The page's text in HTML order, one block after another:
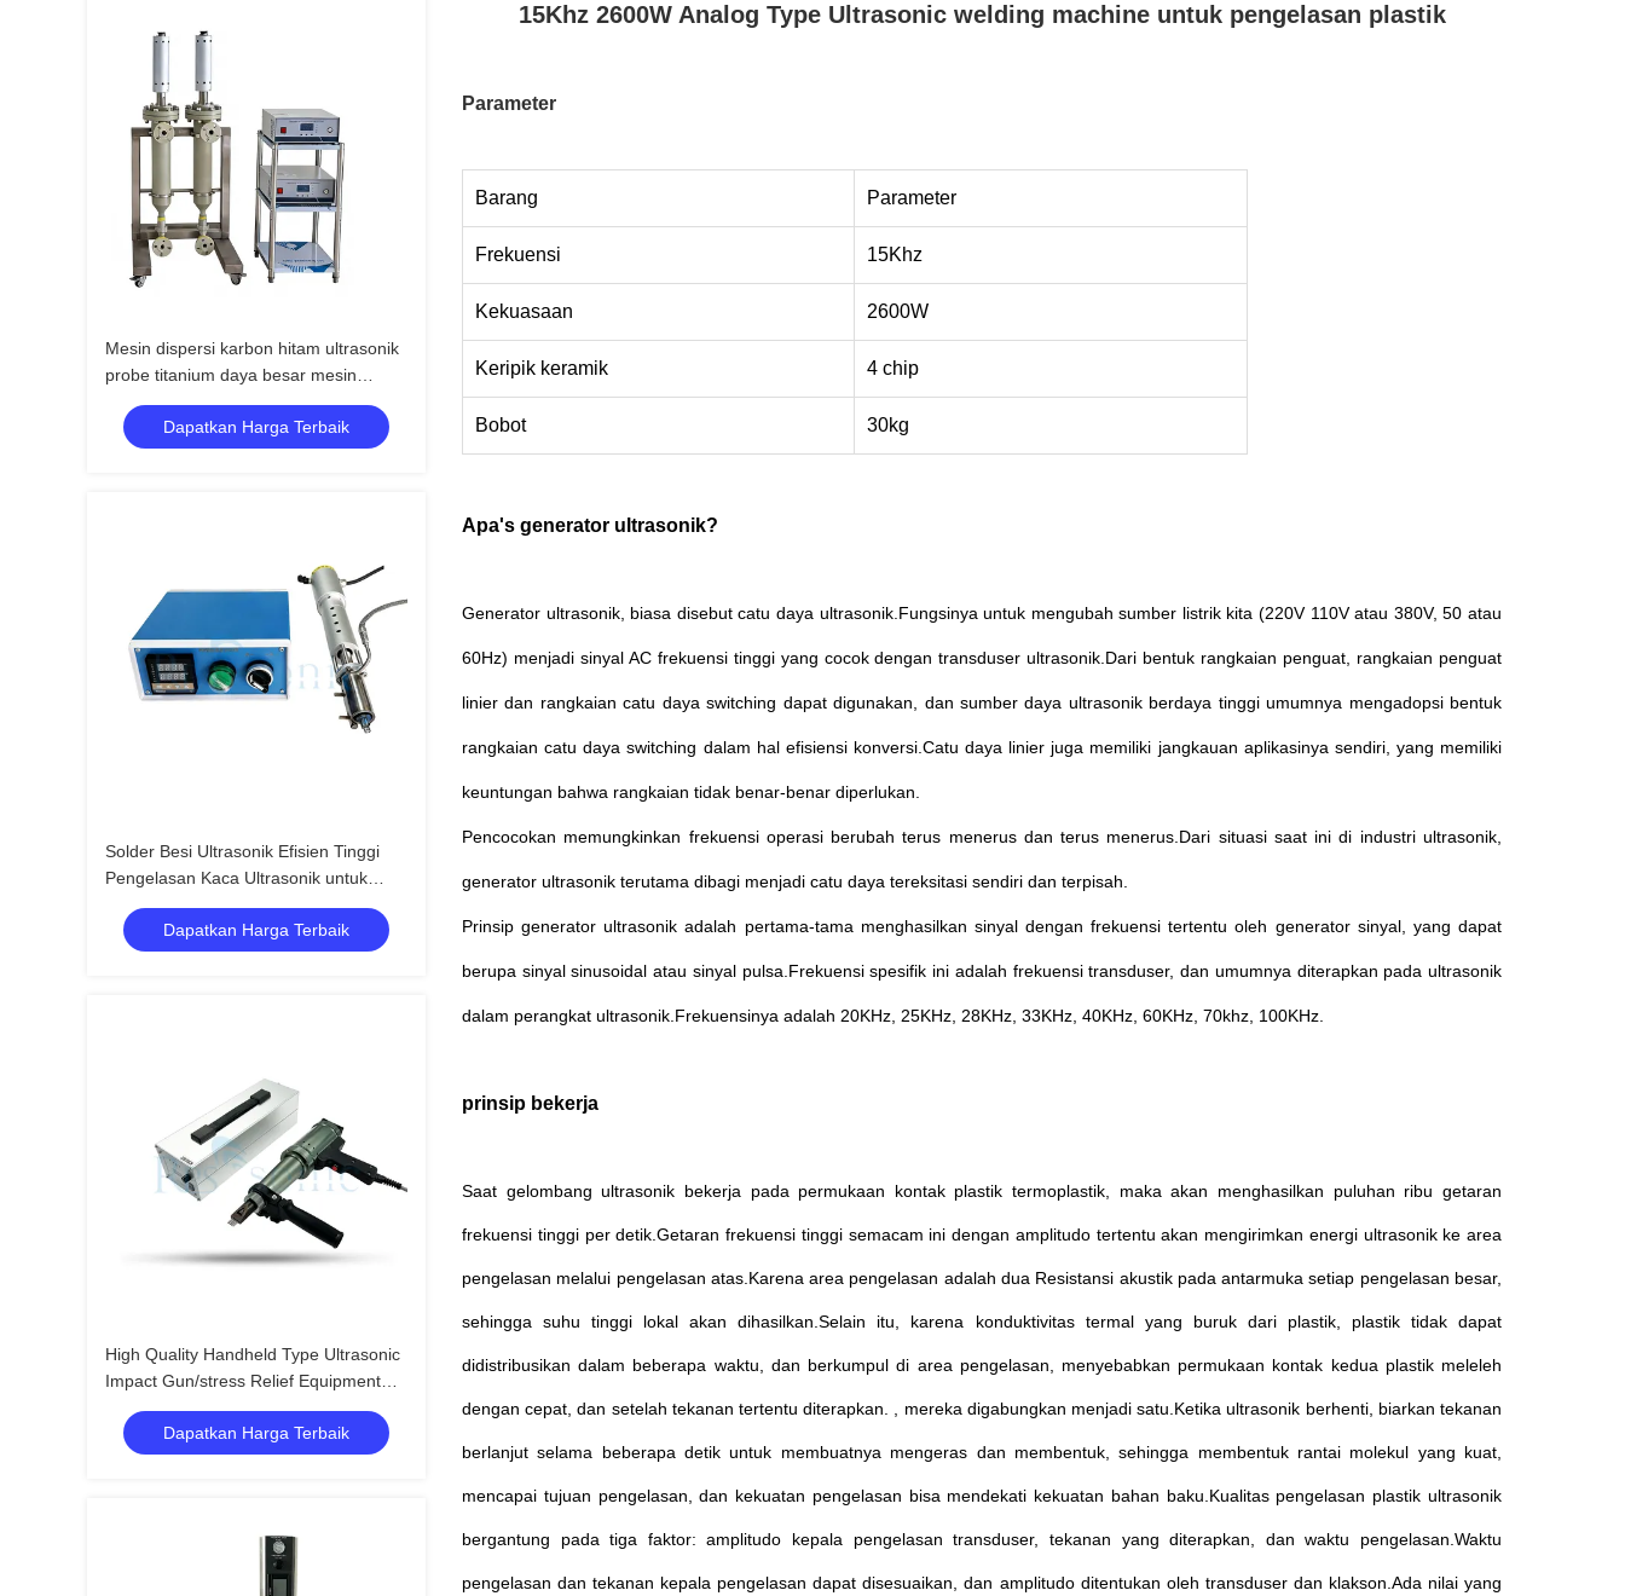
Mesin dispersi karbon hitam ultrasonik
probe titanium daya besar mesin
homogenizer ultrasonik
Dapatkan Harga Terbaik
Solder Besi Ultrasonik Efisien Tinggi
Pengelasan Kaca Ultrasonik untuk
Industri Konstruksi
Dapatkan Harga Terbaik
High Quality Handheld Type Ultrasonic
Impact Gun/stress Relief Equipment
Ultrasonic Impact Treatment
Dapatkan Harga Terbaik
15Khz 2600W Analog Type Ultrasonic welding machine untuk pengelasan plastik
Parameter
Barang Parameter
Frekuensi 15Khz
Kekuasaan 2600W
Keripik keramik 4 chip
Bobot 30kg
Apa's generator ultrasonik?
Generator ultrasonik, biasa disebut catu daya ultrasonik.Fungsinya untuk mengubah sumber listrik kita (220V 110V atau 380V, 50 atau
60Hz) menjadi sinyal AC frekuensi tinggi yang cocok dengan transduser ultrasonik.Dari bentuk rangkaian penguat, rangkaian penguat
linier dan rangkaian catu daya switching dapat digunakan, dan sumber daya ultrasonik berdaya tinggi umumnya mengadopsi bentuk
rangkaian catu daya switching dalam hal efisiensi konversi.Catu daya linier juga memiliki jangkauan aplikasinya sendiri, yang memiliki
keuntungan bahwa rangkaian tidak benar-benar diperlukan.
Pencocokan memungkinkan frekuensi operasi berubah terus menerus dan terus menerus.Dari situasi saat ini di industri ultrasonik,
generator ultrasonik terutama dibagi menjadi catu daya tereksitasi sendiri dan terpisah.
Prinsip generator ultrasonik adalah pertama-tama menghasilkan sinyal dengan frekuensi tertentu oleh generator sinyal, yang dapat
berupa sinyal sinusoidal atau sinyal pulsa.Frekuensi spesifik ini adalah frekuensi transduser, dan umumnya diterapkan pada ultrasonik
dalam perangkat ultrasonik.Frekuensinya adalah 20KHz, 25KHz, 28KHz, 33KHz, 40KHz, 60KHz, 70khz, 100KHz.
prinsip bekerja
Saat gelombang ultrasonik bekerja pada permukaan kontak plastik termoplastik, maka akan menghasilkan puluhan ribu getaran
frekuensi tinggi per detik.Getaran frekuensi tinggi semacam ini dengan amplitudo tertentu akan mengirimkan energi ultrasonik ke area
pengelasan melalui pengelasan atas.Karena area pengelasan adalah dua Resistansi akustik pada antarmuka setiap pengelasan besar,
sehingga suhu tinggi lokal akan dihasilkan.Selain itu, karena konduktivitas termal yang buruk dari plastik, plastik tidak dapat
didistribusikan dalam beberapa waktu, dan berkumpul di area pengelasan, menyebabkan permukaan kontak kedua plastik meleleh
dengan cepat, dan setelah tekanan tertentu diterapkan. , mereka digabungkan menjadi satu.Ketika ultrasonik berhenti, biarkan tekanan
berlanjut selama beberapa detik untuk membuatnya mengeras dan membentuk, sehingga membentuk rantai molekul yang kuat,
mencapai tujuan pengelasan, dan kekuatan pengelasan bisa mendekati kekuatan bahan baku.Kualitas pengelasan plastik ultrasonik
bergantung pada tiga faktor: amplitudo kepala pengelasan transduser, tekanan yang diterapkan, dan waktu pengelasan.Waktu
pengelasan dan tekanan kepala pengelasan dapat disesuaikan, dan amplitudo ditentukan oleh transduser dan klakson.Ada nilai yang